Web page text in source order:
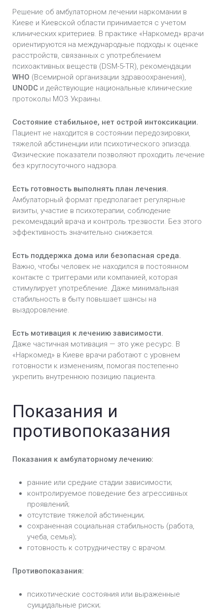
Решение об амбулаторном лечении наркомании в
Киеве и Киевской области принимается с учетом
клинических критериев. В практике «Наркомед» врачи
ориентируются на международные подходы к оценке
расстройств, связанных с употреблением
психоактивных веществ (DSM-5-TR), рекомендации
WHO (Всемирной организации здравоохранения),
UNODC и действующие национальные клинические
протоколы МОЗ Украины.
Состояние стабильное, нет острой интоксикации.
Пациент не находится в состоянии передозировки,
тяжелой абстиненции или психотического эпизода.
Физические показатели позволяют проходить лечение
без круглосуточного надзора.
Есть готовность выполнять план лечения.
Амбулаторный формат предполагает регулярные
визиты, участие в психотерапии, соблюдение
рекомендаций врача и контроль трезвости. Без этого
эффективность значительно снижается.
Есть поддержка дома или безопасная среда.
Важно, чтобы человек не находился в постоянном
контакте с триггерами или компанией, которая
стимулирует употребление. Даже минимальная
стабильность в быту повышает шансы на
выздоровление.
Есть мотивация к лечению зависимости.
Даже частичная мотивация — это уже ресурс. В
«Наркомед» в Киеве врачи работают с уровнем
готовности к изменениям, помогая постепенно
укрепить внутреннюю позицию пациента.
Показания и
противопоказания
Показания к амбулаторному лечению:
ранние или средние стадии зависимости;
контролируемое поведение без агрессивных
проявлений;
отсутствие тяжелой абстиненции;
сохраненная социальная стабильность (работа,
учеба, семья);
готовность к сотрудничеству с врачом.
Противопоказания:
психотические состояния или выраженные
суицидальные риски;